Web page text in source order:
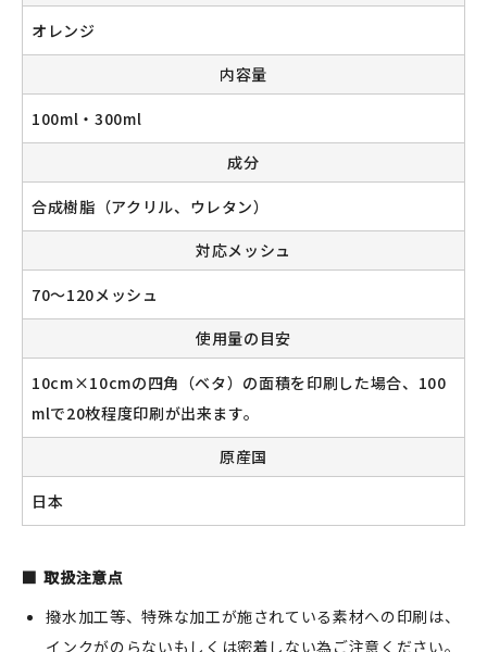
よくある質問
オレンジ
内容量
100ml・300ml
成分
合成樹脂（アクリル、ウレタン）
対応メッシュ
70～120メッシュ
使用量の目安
10cm×10cmの四角（ベタ）の面積を印刷した場合、100
mlで20枚程度印刷が出来ます。
原産国
日本
取扱注意点
撥水加工等、特殊な加工が施されている素材への印刷は、
インクがのらないもしくは密着しない為ご注意ください。